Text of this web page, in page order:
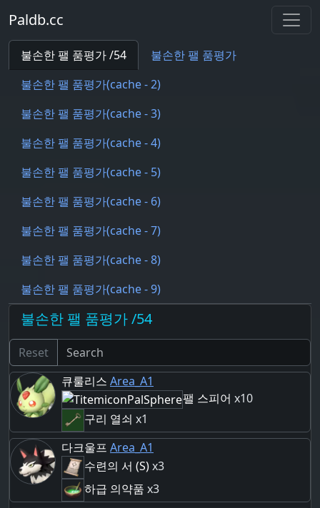
Paldb.cc
불손한 팰 품평가 /54
불손한 팰 품평가
불손한 팰 품평가(cache - 2)
불손한 팰 품평가(cache - 3)
불손한 팰 품평가(cache - 4)
불손한 팰 품평가(cache - 5)
불손한 팰 품평가(cache - 6)
불손한 팰 품평가(cache - 7)
불손한 팰 품평가(cache - 8)
불손한 팰 품평가(cache - 9)
불손한 팰 품평가 /54
Reset
큐룰리스 Area_A1
팰 스피어 x10
구리 열쇠 x1
다크울프 Area_A1
수련의 서 (S)x3
하급 의약품 x3